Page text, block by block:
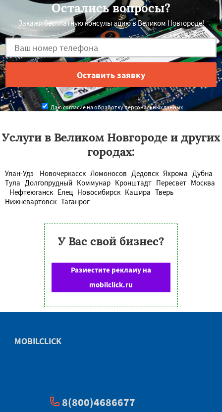
Остались вопросы?
Закажи бесплатную консультацию в Великом Новгороде!
Даю согласие на обработку персональных данных
Услуги в Великом Новгороде и других
городах:
Улан-Удэ Новочеркасск Ломоносов Дедовск Яхрома Дубна
Тула Долгопрудный Коммунар Кронштадт Пересвет Москва
Нефтеюганск Елец Новосибирск Кашира Тверь
Нижневартовск Таганрог
У Вас свой бизнес?
Разместите рекламу на
mobilclick.ru
MOBILCLICK
8(800)4686677